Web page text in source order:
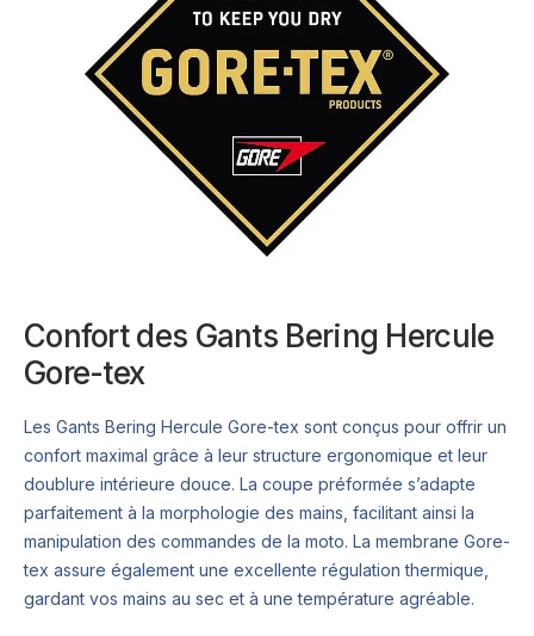
Confort des Gants Bering Hercule
Gore-tex
Les Gants Bering Hercule Gore-tex sont conçus pour offrir un
confort maximal grâce à leur structure ergonomique et leur
doublure intérieure douce. La coupe préformée s’adapte
parfaitement à la morphologie des mains, facilitant ainsi la
manipulation des commandes de la moto. La membrane Gore-
tex assure également une excellente régulation thermique,
gardant vos mains au sec et à une température agréable.